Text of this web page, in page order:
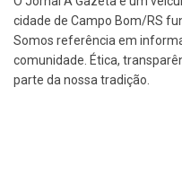
cidade de Campo Bom/RS
Somos referência em
comunidade. Ética,
parte da nossa tradição.